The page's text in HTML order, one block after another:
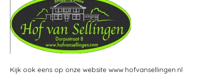
Kijk ook eens op onze website www.hofvansellingen.nl